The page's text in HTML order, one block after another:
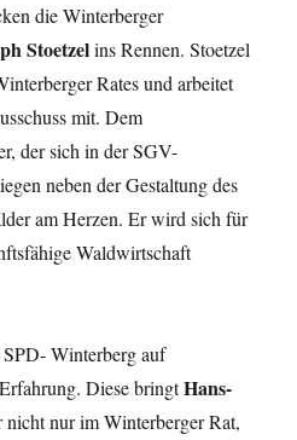
die Winterberger
Stoetzelins Rennen. Stoetzel
Rates und arbeitet
mit. Dem
der sich in der SGV-
neben der Gestaltung des
am Herzen. Er wird sich für
Waldwirtschaft
SPD- Winterberg auf
Diese bringtHans-
nicht nur im Winterberger Rat,